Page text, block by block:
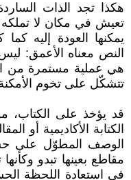
هكذا تجد الذات
تعيش في مكان لا تملكه
يمكنها العودة إليه
النص معناه الأعمق:
هي عملية مستمرة من
تتشكّل على تخوم
قد يؤخذ على الكتاب،
الكتابة الأكاديمية أو
الوصف المطوّل على
مقاطع بعينها تبدو
في استعادة اللحظة